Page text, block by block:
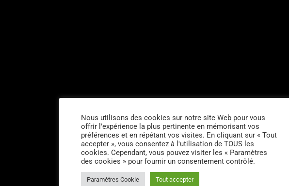
Nous utilisons des cookies sur notre site Web pour vous
offrir l'expérience la plus pertinente en mémorisant vos
préférences et en répétant vos visites. En cliquant sur « Tout
accepter », vous consentez à l'utilisation de TOUS les
cookies. Cependant, vous pouvez visiter les « Paramètres
des cookies » pour fournir un consentement contrôlé.
Paramètres Cookie Tout accepter